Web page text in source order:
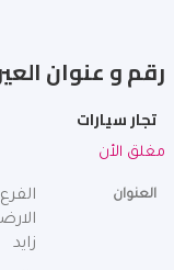
رقم و عنوان
تجار سيارات
مغلق الأن
العنوان
زايد